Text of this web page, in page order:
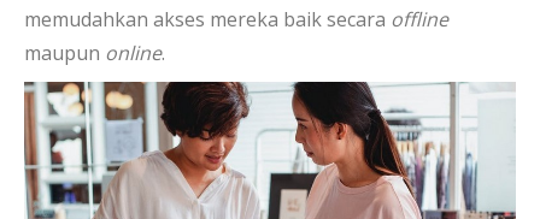
memudahkan akses mereka baik secara offline
maupun online.